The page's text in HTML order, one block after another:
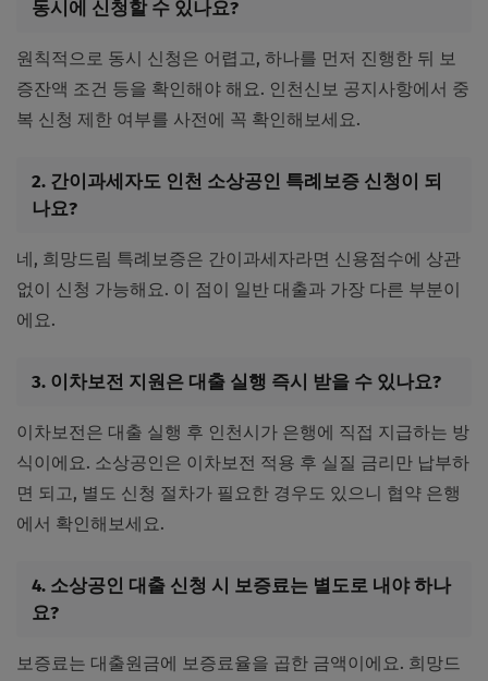
동시에 신청할 수 있나요?
원칙적으로 동시 신청은 어렵고, 하나를 먼저 진행한 뒤 보
증잔액 조건 등을 확인해야 해요. 인천신보 공지사항에서 중
복 신청 제한 여부를 사전에 꼭 확인해보세요.
2. 간이과세자도 인천 소상공인 특례보증 신청이 되
나요?
네, 희망드림 특례보증은 간이과세자라면 신용점수에 상관
없이 신청 가능해요. 이 점이 일반 대출과 가장 다른 부분이
에요.
3. 이차보전 지원은 대출 실행 즉시 받을 수 있나요?
이차보전은 대출 실행 후 인천시가 은행에 직접 지급하는 방
식이에요. 소상공인은 이차보전 적용 후 실질 금리만 납부하
면 되고, 별도 신청 절차가 필요한 경우도 있으니 협약 은행
에서 확인해보세요.
4. 소상공인 대출 신청 시 보증료는 별도로 내야 하나
요?
보증료는 대출원금에 보증료율을 곱한 금액이에요. 희망드